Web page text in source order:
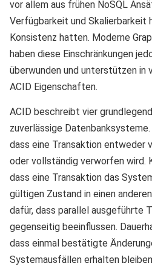
vor allem aus frühen NoSQL
Verfügbarkeit und Skalierbarkeit
Konsistenz hatten. Moderne
haben diese Einschränkungen
überwunden und unterstützen in
ACID Eigenschaften.
ACID beschreibt vier
zuverlässige
dass eine Transaktion entweder
oder vollständig verworfen wird.
dass eine Transaktion das
gültigen Zustand in einen
dafür, dass parallel ausgeführte
gegenseitig beeinflussen.
dass einmal bestätigte
Systemausfällen erhalten